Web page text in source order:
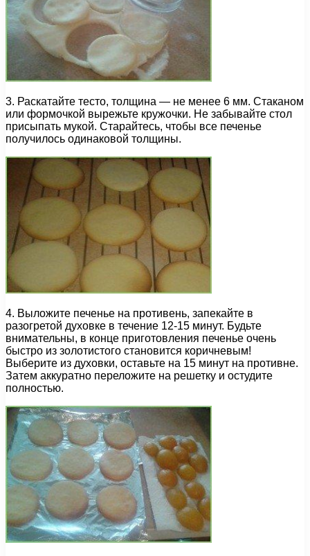
3. Раскатайте тесто, толщина — не менее 6 мм. Стаканом
или формочкой вырежьте кружочки. Не забывайте стол
присыпать мукой. Старайтесь, чтобы все печенье
получилось одинаковой толщины.
4. Выложите печенье на противень, запекайте в
разогретой духовке в течение 12-15 минут. Будьте
внимательны, в конце приготовления печенье очень
быстро из золотистого становится коричневым!
Выберите из духовки, оставьте на 15 минут на противне.
Затем аккуратно переложите на решетку и остудите
полностью.